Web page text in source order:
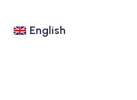
English